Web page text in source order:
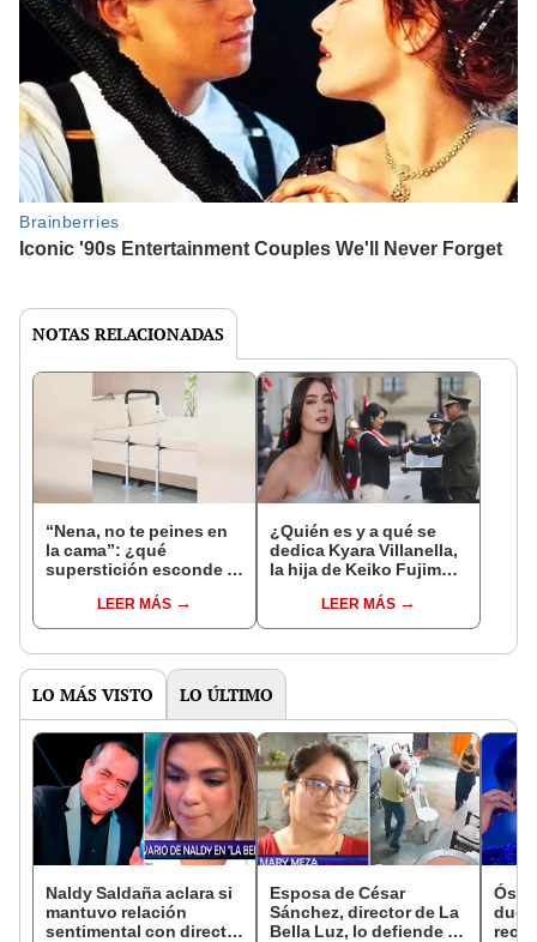
NOTAS RELACIONADAS
“Nena, no te peines en
la cama”: ¿qué
superstición esconde la
Enanitos Verdes?
LEER MÁS
¿Quién es y a qué se
dedica Kyara Villanella,
la hija de Keiko Fujimori
nivel nacional?
LEER MÁS
LO MÁS VISTO LO ÚLTIMO
Naldy Saldaña aclara si
mantuvo relación
sentimental con director
Esposa de César
Sánchez, director de La
Bella Luz, lo defiende y